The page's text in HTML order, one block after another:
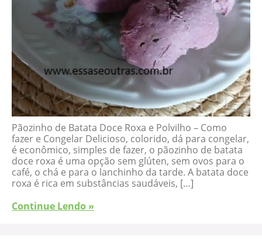
Pãozinho de Batata Doce Roxa e Polvilho – Como
fazer e Congelar Delicioso, colorido, dá para congelar,
é econômico, simples de fazer, o pãozinho de batata
doce roxa é uma opção sem glúten, sem ovos para o
café, o chá e para o lanchinho da tarde. A batata doce
roxa é rica em substâncias saudáveis, […]
Continue Lendo »